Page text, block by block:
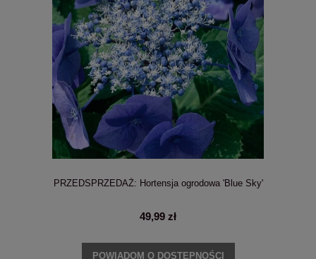
PRZEDSPRZEDAŻ: Hortensja ogrodowa 'Blue Sky'
49,99 zł
POWIADOM O DOSTĘPNOŚCI